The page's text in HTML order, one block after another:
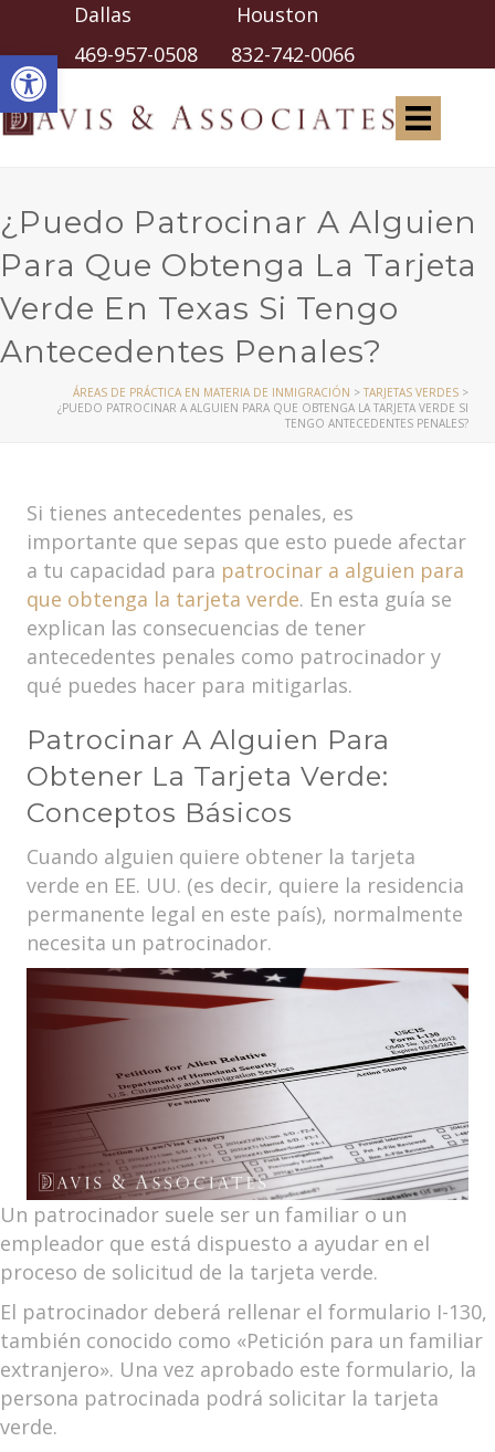
Abrir barra de herramientas
Dallas Houston
469-957-0508 832-742-0066
¿Puedo Patrocinar A Alguien
Para Que Obtenga La Tarjeta
Verde En Texas Si Tengo
Antecedentes Penales?
ÁREAS DE PRÁCTICA EN MATERIA DE INMIGRACIÓN > TARJETAS VERDES >
¿PUEDO PATROCINAR A ALGUIEN PARA QUE OBTENGA LA TARJETA VERDE SI
TENGO ANTECEDENTES PENALES?
Si tienes antecedentes penales, es
importante que sepas que esto puede afectar
a tu capacidad para patrocinar a alguien para
que obtenga la tarjeta verde. En esta guía se
explican las consecuencias de tener
antecedentes penales como patrocinador y
qué puedes hacer para mitigarlas.
Patrocinar A Alguien Para
Obtener La Tarjeta Verde:
Conceptos Básicos
Cuando alguien quiere obtener la tarjeta
verde en EE. UU. (es decir, quiere la residencia
permanente legal en este país), normalmente
necesita un patrocinador.
Un patrocinador suele ser un familiar o un
empleador que está dispuesto a ayudar en el
proceso de solicitud de la tarjeta verde.
El patrocinador deberá rellenar el formulario I-130,
también conocido como «Petición para un familiar
extranjero». Una vez aprobado este formulario, la
persona patrocinada podrá solicitar la tarjeta
verde.